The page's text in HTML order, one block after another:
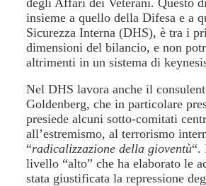
degli Affari dei Veterani. Questo
insieme a quello della Difesa e a
Sicurezza Interna (DHS), è tra i
dimensioni del bilancio, e non
altrimenti in un sistema di
Nel DHS lavora anche il
Goldenberg, che in particolare
presiede alcuni sotto-comitati
all’estremismo, al terrorismo
“radicalizzazione della gioventù“.
livello “alto” che ha elaborato le
stata giustificata la repressione